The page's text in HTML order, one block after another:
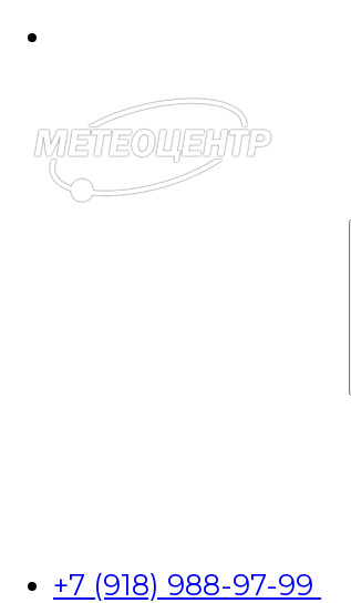
+7 (918) 988-97-99